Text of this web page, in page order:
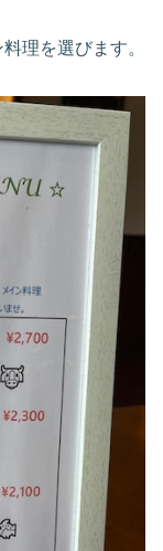
理を選びます。